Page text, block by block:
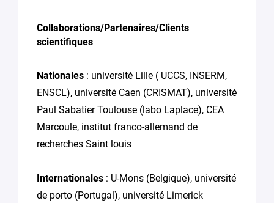
Collaborations/Partenaires/Clients
scientifiques
Nationales : université Lille ( UCCS, INSERM,
ENSCL), université Caen (CRISMAT), université
Paul Sabatier Toulouse (labo Laplace), CEA
Marcoule, institut franco-allemand de
recherches Saint louis
Internationales : U-Mons (Belgique), université
de porto (Portugal), université Limerick